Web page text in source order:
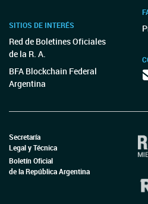
SITIOS DE INTERÉS
Red de Boletines Oficiales
de la R. A.
BFA Blockchain Federal
Argentina
Secretaría
Legal y Técnica
Boletín Oficial
de la República Argentina